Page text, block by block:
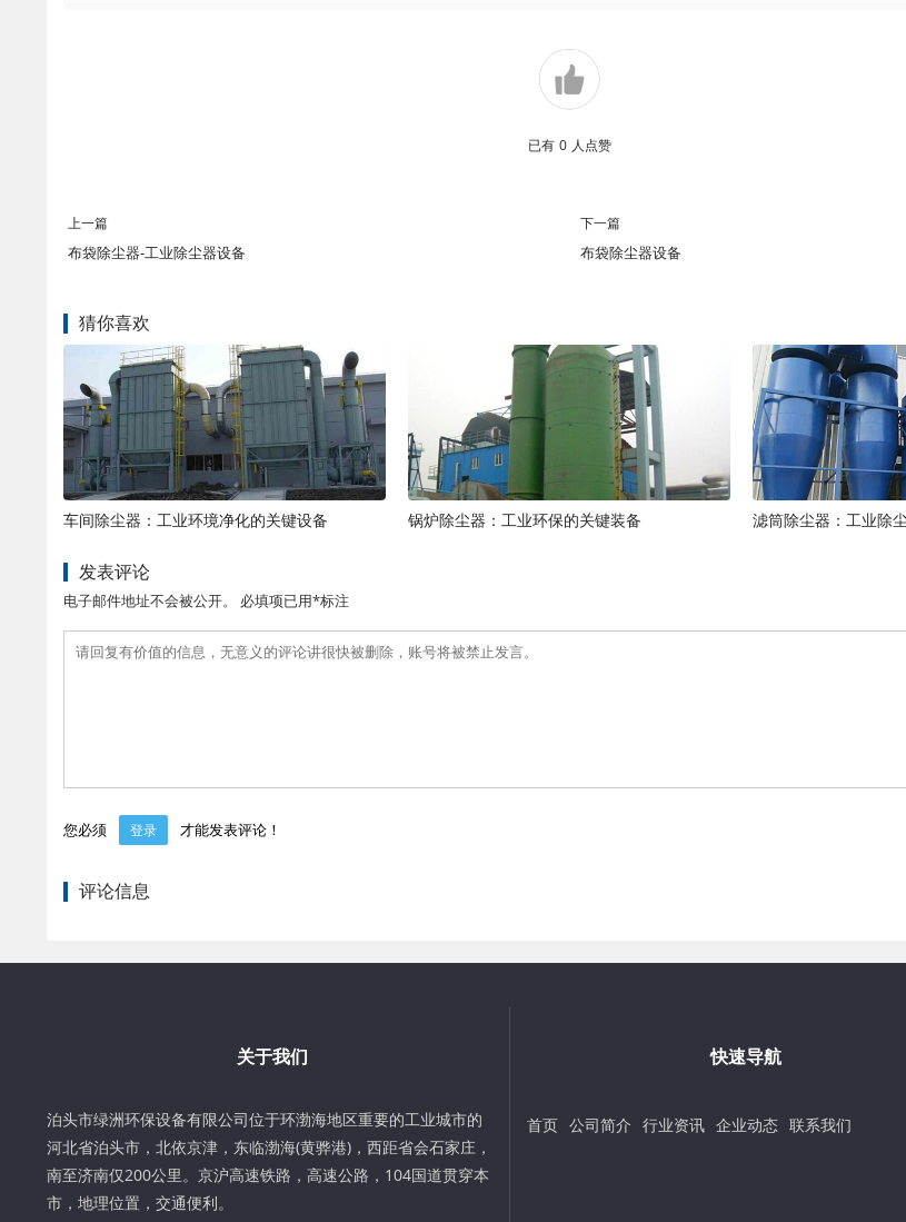
已有 0 人点赞
上一篇
布袋除尘器-工业除尘器设备
下一篇
布袋除尘器设备
猜你喜欢
车间除尘器：工业环境净化的关键设备 锅炉除尘器：工业环保的关键装备 滤筒除尘器：工业除
发表评论
电子邮件地址不会被公开。 必填项已用*标注
您必须 登录 才能发表评论！
评论信息
关于我们
泊头市绿洲环保设备有限公司位于环渤海地区重要的工业城市的
河北省泊头市，北依京津，东临渤海(黄骅港)，西距省会石家庄，
南至济南仅200公里。京沪高速铁路，高速公路，104国道贯穿本
市，地理位置，交通便利。
快速导航
首页 公司简介 行业资讯 企业动态 联系我们